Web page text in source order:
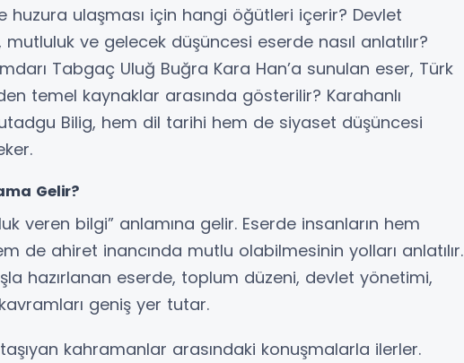
huzura ulaşması için hangi öğütleri içerir? Devlet
ve gelecek düşüncesi eserde nasıl anlatılır?
Tabgaç Uluğ Buğra Kara Han’a sunulan eser, Türk
temel kaynaklar arasında gösterilir? Karahanlı
Bilig, hem dil tarihi hem de siyaset düşüncesi
Gelir?
veren bilgi” anlamına gelir. Eserde insanların hem
de ahiret inancında mutlu olabilmesinin yolları anlatılır.
hazırlanan eserde, toplum düzeni, devlet yönetimi,
geniş yer tutar.
kahramanlar arasındaki konuşmalarla ilerler.